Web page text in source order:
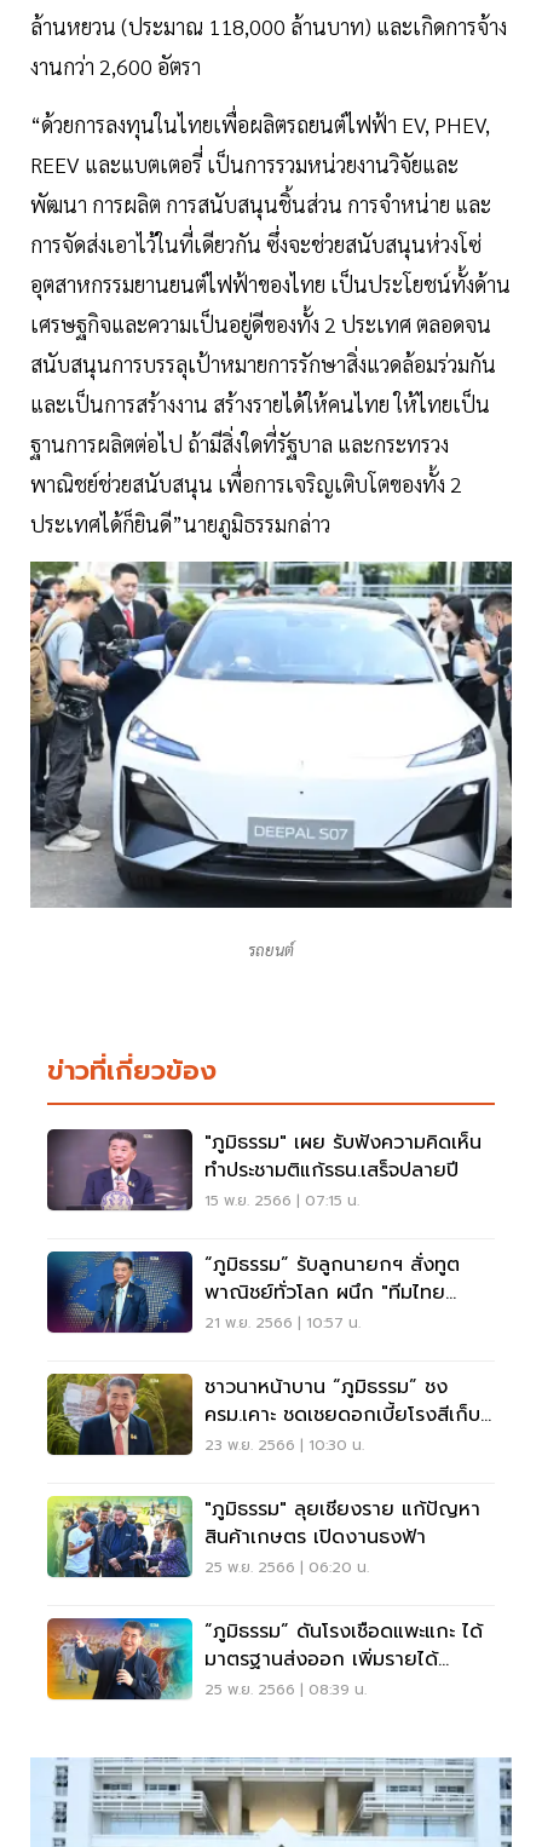
ล้านหยวน (ประมาณ 118,000 ล้านบาท) และเกิดการจ้าง
งานกว่า 2,600 อัตรา
“ด้วยการลงทุนในไทยเพื่อผลิตรถยนต์ไฟฟ้า EV, PHEV,
REEV และแบตเตอรี่ เป็นการรวมหน่วยงานวิจัยและ
พัฒนา การผลิต การสนับสนุนชิ้นส่วน การจำหน่าย และ
การจัดส่งเอาไว้ในที่เดียวกัน ซึ่งจะช่วยสนับสนุนห่วงโซ่
อุตสาหกรรมยานยนต์ไฟฟ้าของไทย เป็นประโยชน์ทั้งด้าน
เศรษฐกิจและความเป็นอยู่ดีของทั้ง 2 ประเทศ ตลอดจน
สนับสนุนการบรรลุเป้าหมายการรักษาสิ่งแวดล้อมร่วมกัน
และเป็นการสร้างงาน สร้างรายได้ให้คนไทย ให้ไทยเป็น
ฐานการผลิตต่อไป ถ้ามีสิ่งใดที่รัฐบาล และกระทรวง
พาณิชย์ช่วยสนับสนุน เพื่อการเจริญเติบโตของทั้ง 2
ประเทศได้ก็ยินดี”นายภูมิธรรมกล่าว
รถยนต์
ข่าวที่เกี่ยวข้อง
"ภูมิธรรม" เผย รับฟังความคิดเห็น
ทำประชามติแก้รธน.เสร็จปลายปี
15 พ.ย. 2566 | 07:15 น.
“ภูมิธรรม” รับลูกนายกฯ สั่งทูต
พาณิชย์ทั่วโลก ผนึก "ทีมไทย
แลนด์" เจาะตลาดโลก
21 พ.ย. 2566 | 10:57 น.
ชาวนาหน้าบาน “ภูมิธรรม” ชง
ครม.เคาะ ชดเชยดอกเบี้ยโรงสีเก็บ
สต๊อก ดึงราคาข้าว
23 พ.ย. 2566 | 10:30 น.
"ภูมิธรรม" ลุยเชียงราย แก้ปัญหา
สินค้าเกษตร เปิดงานธงฟ้า
25 พ.ย. 2566 | 06:20 น.
“ภูมิธรรม” ดันโรงเชือดแพะแกะ ได้
มาตรฐานส่งออก เพิ่มรายได้
เกษตรกร
25 พ.ย. 2566 | 08:39 น.